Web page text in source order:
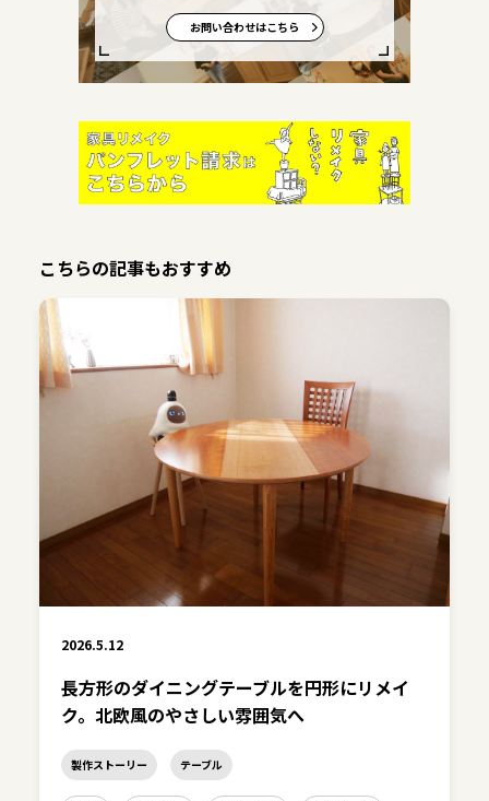
お問い合わせはこちら
こちらの記事もおすすめ
2026.5.12
長方形のダイニングテーブルを円形にリメイ
ク。北欧風のやさしい雰囲気へ
製作ストーリー テーブル